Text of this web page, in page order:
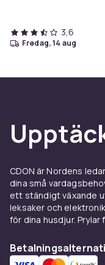
3,6
fredag, 14 aug
CDON är Nordens
dina små
ett ständigt växande
leksaker och
för dina husdjur.